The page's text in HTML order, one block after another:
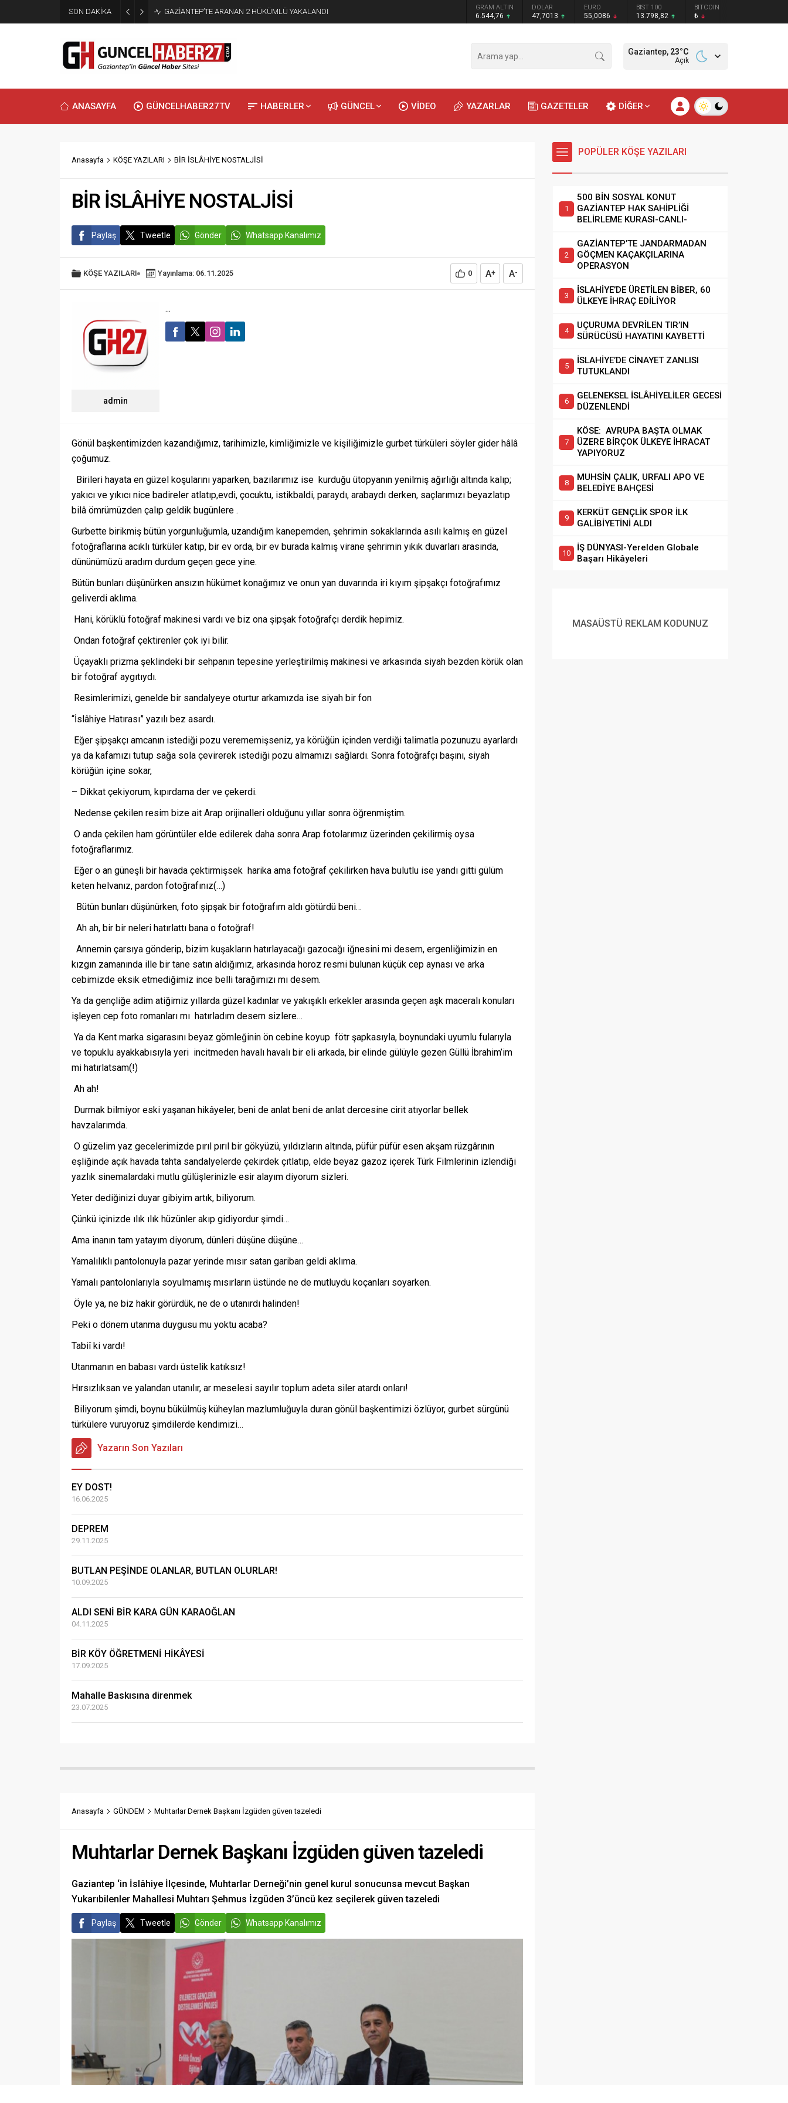
SON DAKİKA GAZİANTEP’TE ARANAN 2 HÜKÜMLÜ YAKALANDI GRAM ALTIN
6.544,76
DOLAR
47,7013
EURO
55,0086
BIST 100
13.798,82
BITCOIN
₺
Gaziantep, 23°C
Açık
ANASAYFA GÜNCELHABER27TV HABERLER GÜNCEL VİDEO YAZARLAR GAZETELER DİĞER
Anasayfa KÖŞE YAZILARI BİR İSLÂHİYE NOSTALJİSİ
BİR İSLÂHİYE NOSTALJİSİ
Paylaş Tweetle Gönder Whatsapp Kanalımız
KÖŞE YAZILARI Yayınlama: 06.11.2025 0 A+ A-
admin
...
Gönül başkentimizden kazandığımız, tarihimizle, kimliğimizle ve kişiliğimizle gurbet türküleri söyler gider hâlâ
çoğumuz.
Birileri hayata en güzel koşularını yaparken, bazılarımız ise kurduğu ütopyanın yenilmiş ağırlığı altında kalıp;
yakıcı ve yıkıcı nice badireler atlatıp,evdi, çocuktu, istikbaldi, paraydı, arabaydı derken, saçlarımızı beyazlatıp
bilâ ömrümüzden çalıp geldik bugünlere .
Gurbette birikmiş bütün yorgunluğumla, uzandığım kanepemden, şehrimin sokaklarında asılı kalmış en güzel
fotoğraflarına acıklı türküler katıp, bir ev orda, bir ev burada kalmış virane şehrimin yıkık duvarları arasında,
dününümüzü aradım durdum geçen gece yine.
Bütün bunları düşünürken ansızın hükümet konağımız ve onun yan duvarında iri kıyım şipşakçı fotoğrafımız
geliverdi aklıma.
Hani, körüklü fotoğraf makinesi vardı ve biz ona şipşak fotoğrafçı derdik hepimiz.
Ondan fotoğraf çektirenler çok iyi bilir.
Üçayaklı prizma şeklindeki bir sehpanın tepesine yerleştirilmiş makinesi ve arkasında siyah bezden körük olan
bir fotoğraf aygıtıydı.
Resimlerimizi, genelde bir sandalyeye oturtur arkamızda ise siyah bir fon
“İslâhiye Hatırası” yazılı bez asardı.
Eğer şipşakçı amcanın istediği pozu verememişseniz, ya körüğün içinden verdiği talimatla pozunuzu ayarlardı
ya da kafamızı tutup sağa sola çevirerek istediği pozu almamızı sağlardı. Sonra fotoğrafçı başını, siyah
körüğün içine sokar,
– Dikkat çekiyorum, kıpırdama der ve çekerdi.
Nedense çekilen resim bize ait Arap orijinalleri olduğunu yıllar sonra öğrenmiştim.
O anda çekilen ham görüntüler elde edilerek daha sonra Arap fotolarımız üzerinden çekilirmiş oysa
fotoğraflarımız.
Eğer o an güneşli bir havada çektirmişsek harika ama fotoğraf çekilirken hava bulutlu ise yandı gitti gülüm
keten helvanız, pardon fotoğrafınız(…)
Bütün bunları düşünürken, foto şipşak bir fotoğrafım aldı götürdü beni…
Ah ah, bir bir neleri hatırlattı bana o fotoğraf!
Annemin çarsıya gönderip, bizim kuşakların hatırlayacağı gazocağı iğnesini mi desem, ergenliğimizin en
kızgın zamanında ille bir tane satın aldığımız, arkasında horoz resmi bulunan küçük cep aynası ve arka
cebimizde eksik etmediğimiz ince belli tarağımızı mı desem.
Ya da gençliğe adim atiğimiz yıllarda güzel kadınlar ve yakışıklı erkekler arasında geçen aşk maceralı konuları
işleyen cep foto romanları mı hatırladım desem sizlere…
Ya da Kent marka sigarasını beyaz gömleğinin ön cebine koyup fötr şapkasıyla, boynundaki uyumlu fularıyla
ve topuklu ayakkabısıyla yeri incitmeden havalı havalı bir eli arkada, bir elinde gülüyle gezen Güllü İbrahim’im
mi hatırlatsam(!)
Ah ah!
Durmak bilmiyor eski yaşanan hikâyeler, beni de anlat beni de anlat dercesine cirit atıyorlar bellek
havzalarımda.
O güzelim yaz gecelerimizde pırıl pırıl bir gökyüzü, yıldızların altında, püfür püfür esen akşam rüzgârının
eşliğinde açık havada tahta sandalyelerde çekirdek çıtlatıp, elde beyaz gazoz içerek Türk Filmlerinin izlendiği
yazlık sinemalardaki mutlu gülüşlerinizle esir alayım diyorum sizleri.
Yeter dediğinizi duyar gibiyim artık, biliyorum.
Çünkü içinizde ılık ılık hüzünler akıp gidiyordur şimdi…
Ama inanın tam yatayım diyorum, dünleri düşüne düşüne…
Yamalılıklı pantolonuyla pazar yerinde mısır satan gariban geldi aklıma.
Yamalı pantolonlarıyla soyulmamış mısırların üstünde ne de mutluydu koçanları soyarken.
Öyle ya, ne biz hakir görürdük, ne de o utanırdı halinden!
Peki o dönem utanma duygusu mu yoktu acaba?
Tabiî ki vardı!
Utanmanın en babası vardı üstelik katıksız!
Hırsızlıksan ve yalandan utanılır, ar meselesi sayılır toplum adeta siler atardı onları!
Biliyorum şimdi, boynu bükülmüş küheylan mazlumluğuyla duran gönül başkentimizi özlüyor, gurbet sürgünü
türkülere vuruyoruz şimdilerde kendimizi…
Yazarın Son Yazıları
EY DOST!
16.06.2025
DEPREM
29.11.2025
BUTLAN PEŞİNDE OLANLAR, BUTLAN OLURLAR!
10.09.2025
ALDI SENİ BİR KARA GÜN KARAOĞLAN
04.11.2025
BİR KÖY ÖĞRETMENİ HİKÂYESİ
17.09.2025
Mahalle Baskısına direnmek
23.07.2025
Anasayfa GÜNDEM Muhtarlar Dernek Başkanı İzgüden güven tazeledi
Muhtarlar Dernek Başkanı İzgüden güven tazeledi
Gaziantep ‘in İslâhiye İlçesinde, Muhtarlar Derneği’nin genel kurul sonucunsa mevcut Başkan
Yukarıbilenler Mahallesi Muhtarı Şehmus İzgüden 3’üncü kez seçilerek güven tazeledi
Paylaş Tweetle Gönder Whatsapp Kanalımız
POPÜLER KÖŞE YAZILARI
500 BİN SOSYAL KONUT
GAZİANTEP HAK SAHİPLİĞİ
BELİRLEME KURASI-CANLI-
GAZİANTEP’TE JANDARMADAN
GÖÇMEN KAÇAKÇILARINA
OPERASYON
İSLAHİYE’DE ÜRETİLEN BİBER, 60
ÜLKEYE İHRAÇ EDİLİYOR
UÇURUMA DEVRİLEN TIR’IN
SÜRÜCÜSÜ HAYATINI KAYBETTİ
İSLAHİYE’DE CİNAYET ZANLISI
TUTUKLANDI
GELENEKSEL İSLÂHİYELİLER GECESİ
DÜZENLENDİ
KÖSE: AVRUPA BAŞTA OLMAK
ÜZERE BİRÇOK ÜLKEYE İHRACAT
YAPIYORUZ
MUHSİN ÇALIK, URFALI APO VE
BELEDİYE BAHÇESİ
KERKÜT GENÇLİK SPOR İLK
GALİBİYETİNİ ALDI
İŞ DÜNYASI-Yerelden Globale
Başarı Hikâyeleri
MASAÜSTÜ REKLAM KODUNUZ